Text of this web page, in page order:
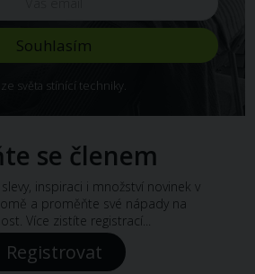
světa stínící techniky.
se členem
inspiraci i množství novinek v
a proměňte své nápady na
Více zistíte registrací...
Registrovat